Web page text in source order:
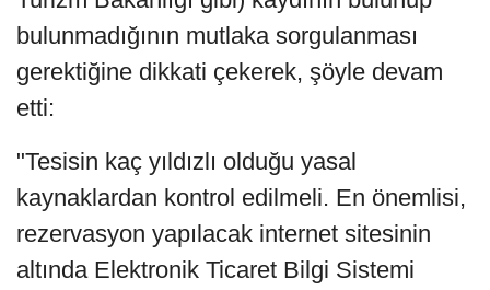
bulunmadığının mutlaka sorgulanması
gerektiğine dikkati çekerek, şöyle devam
etti:
"Tesisin kaç yıldızlı olduğu yasal
kaynaklardan kontrol edilmeli. En önemlisi,
rezervasyon yapılacak internet sitesinin
altında Elektronik Ticaret Bilgi Sistemi